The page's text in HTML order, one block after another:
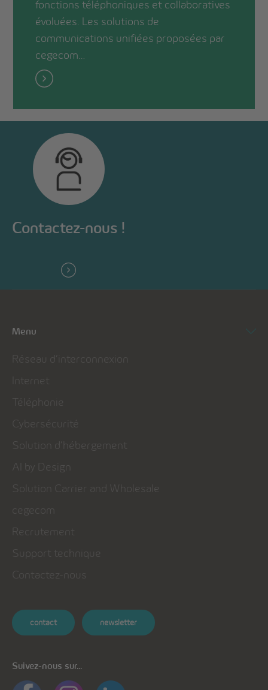
fonctions téléphoniques et collaboratives
évoluées. Les solutions de
communications unifiées proposées par
cegecom…
Contactez-nous !
Menu
Réseau d’interconnexion
Internet
Téléphonie
Cybersécurité
Solution d’hébergement
AI by Design
Solution Carrier and Wholesale
cegecom
Recrutement
Support technique
Contactez-nous
contact newsletter
Suivez-nous sur...